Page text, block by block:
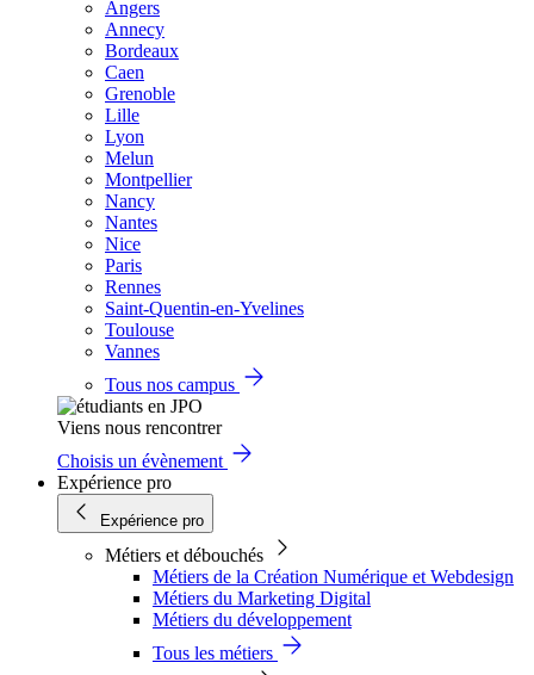
Angers
Annecy
Bordeaux
Caen
Grenoble
Lille
Lyon
Melun
Montpellier
Nancy
Nantes
Nice
Paris
Rennes
Saint-Quentin-en-Yvelines
Toulouse
Vannes
Tous nos campus
Viens nous rencontrer
Choisis un évènement
Expérience pro
Expérience pro
Métiers et débouchés
Métiers de la Création Numérique et Webdesign
Métiers du Marketing Digital
Métiers du développement
Tous les métiers